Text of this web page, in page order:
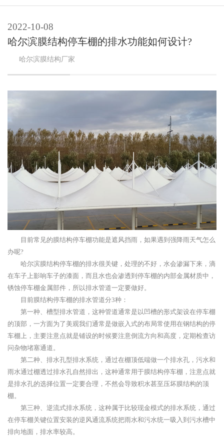
2022-10-08
哈尔滨膜结构停车棚的排水功能如何设计?
哈尔滨膜结构厂家
目前常见的膜结构停车棚功能是遮风挡雨，如果遇到强降雨天气怎么
办呢?
哈尔滨膜结构停车棚的排水很关键，处理的不好，水会渗漏下来，滴
在车子上影响车子的漆面，而且水也会渗透到停车棚的内部金属材质中，
锈蚀停车棚金属部件，所以排水管道一定要做好。
目前膜结构停车棚的排水管道分3种：
第一种、槽型排水管道，这种管道通常是以凹槽的形式架设在停车棚
的顶部，一方面为了美观我们通常是做嵌入式的布局常使用在钢结构的停
车棚上，主要注意点就是铺设的时候要注意倒流方向和高度，定期检查访
问杂物堵塞通道。
第二种、排水孔型排水系统，通过在棚顶低端做一个排水孔，污水和
雨水通过棚透过排水孔自然排出，这种通常用于膜结构停车棚，注意点就
是排水孔的选择位置一定要合理，不然会导致积水甚至压坏膜结构的顶
棚。
第三种、逆流式排水系统，这种属于比较现金模式的排水系统，通过
在停车棚关键位置安装的逆风通流系统把雨水和污水统一吸入到污水槽中
排向地面，排水率较高。